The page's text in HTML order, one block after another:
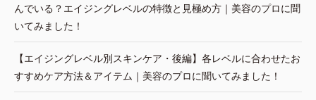
んでいる？エイジングレベルの特徴と見極め方｜美容のプロに聞
いてみました！
【エイジングレベル別スキンケア・後編】各レベルに合わせたお
すすめケア方法＆アイテム｜美容のプロに聞いてみました！